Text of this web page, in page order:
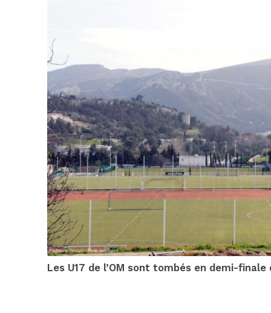
Les U17 de l’OM sont tombés en demi-